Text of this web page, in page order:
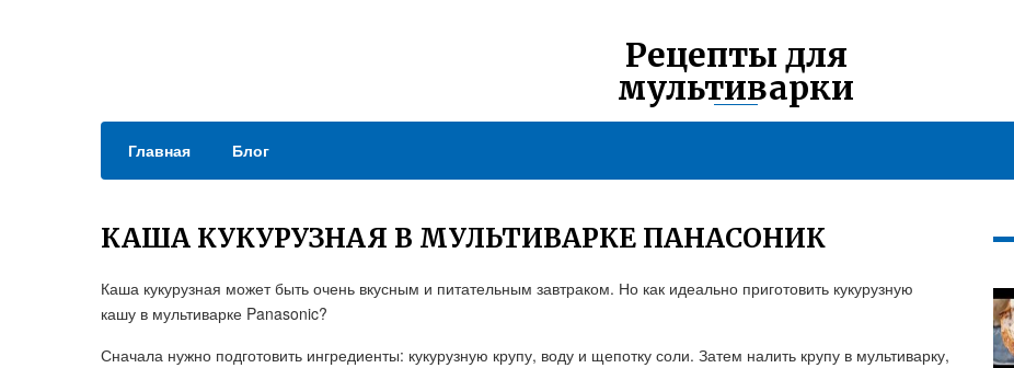
Рецепты для
мультиварки
Главная Блог
КАША КУКУРУЗНАЯ В МУЛЬТИВАРКЕ ПАНАСОНИК
Каша кукурузная может быть очень вкусным и питательным завтраком. Но как идеально приготовить кукурузную
кашу в мультиварке Panasonic?
Сначала нужно подготовить ингредиенты: кукурузную крупу, воду и щепотку соли. Затем налить крупу в мультиварку,